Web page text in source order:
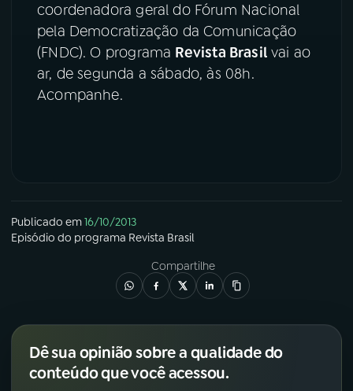
ACOMPANHE A RÁDIO NACIONAL
YouTube Facebook
coordenadora geral do Fórum Nacional
pela Democratização da Comunicação
(FNDC). O programa Revista Brasilvai ao
ar, de segunda a sábado, às 08h.
Acompanhe.
Publicado em16/10/2013
Episódio do programa Revista Brasil
Compartilhe
Dê sua opinião sobre a qualidade do
conteúdo que você acessou.